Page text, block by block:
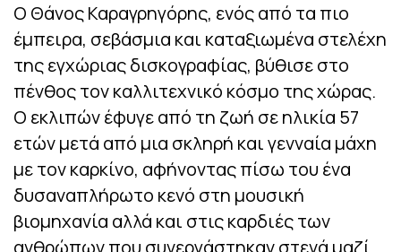
Ο Θάνος Καραγρηγόρης, ενός από τα πιο
έμπειρα, σεβάσμια και καταξιωμένα στελέχη
της εγχώριας δισκογραφίας, βύθισε στο
πένθος τον καλλιτεχνικό κόσμο της χώρας.
Ο εκλιπών έφυγε από τη ζωή σε ηλικία 57
ετών μετά από μια σκληρή και γενναία μάχη
με τον καρκίνο, αφήνοντας πίσω του ένα
δυσαναπλήρωτο κενό στη μουσική
βιομηχανία αλλά και στις καρδιές των